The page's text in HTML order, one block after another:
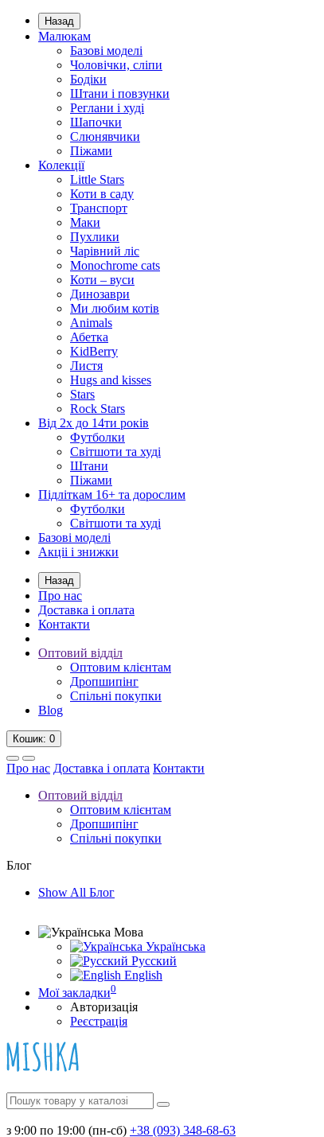
Назад
Малюкам
Базові моделі
Чоловічки, сліпи
Бодіки
Штани і повзунки
Реглани і худі
Шапочки
Слюнявчики
Піжами
Колекції
Little Stars
Коти в саду
Транспорт
Маки
Пухлики
Чарівний ліс
Monochrome cats
Коти – вуси
Динозаври
Ми любим котів
Animals
Абетка
KidBerry
Листя
Hugs and kisses
Stars
Rock Stars
Від 2х до 14ти років
Футболки
Світшоти та худі
Штани
Піжами
Підліткам 16+ та дорослим
Футболки
Світшоти та худі
Базові моделі
Акціі і знижки
Назад
Про нас
Доставка і оплата
Контакти
Оптовий відділ
Оптовим клієнтам
Дропшипінг
Спільні покупки
Blog
Кошик: 0
Про нас Доставка і оплата Контакти
Оптовий відділ
Оптовим клієнтам
Дропшипінг
Спільні покупки
Блог
Show All Блог
Мова
Українська
Русский
English
Мої закладки0
Авторизація
Реєстрація
з 9:00 по 19:00 (пн-сб) +38 (093) 348-68-63